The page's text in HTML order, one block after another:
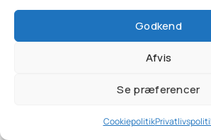
Godkend
Afvis
Se præferencer
Cookiepolitik
Wispy Protein Bar – Creamy
proteinbar med smag af caramel.
fordi du vil have et proteinboost,
kalorier og “kun” 16 gram protein